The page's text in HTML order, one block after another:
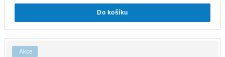
Do košíku
Akce